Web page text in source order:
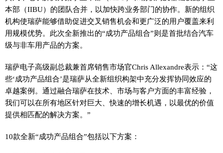
本部（IIBU）的团队合并，以加快跨业务部门的协作。新的组织
机构使瑞萨能够借助促进交叉销售机会和更广泛的用户覆盖来利
用规模优势。此次全新推出的“成功产品组合”则是首批结合汽车
级与非车用产品的方案。
瑞萨电子高级副总裁兼首席销售市场官Chris Allexandre表示：“这
些‘成功产品组合’是瑞萨从全新组织构架中充分发挥协同效应的
卓越案例。通过融合瑞萨在技术、市场与客户方面的丰富经验，
我们可以在所有地区针对巨大、快速的增长机遇，以最优的价值
提供相匹配的解决方案。”
10款全新“成功产品组合”包括以下方案：